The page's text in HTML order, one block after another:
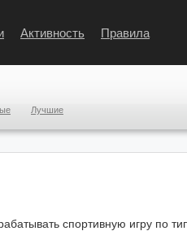
Активность Правила
Лучшие
спортивную игру по